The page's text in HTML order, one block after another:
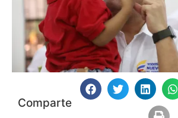
Comparte